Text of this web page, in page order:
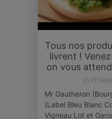
Tous nos
livrent !
on vous
20
Mr Gautheron
(Label Bleu Blanc
Vigneau Lot et